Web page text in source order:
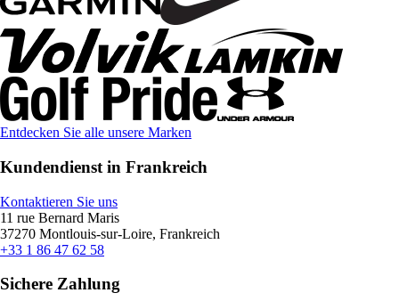
Entdecken Sie alle unsere Marken
Kundendienst in Frankreich
Kontaktieren Sie uns
11 rue Bernard Maris
37270 Montlouis-sur-Loire, Frankreich
+33 1 86 47 62 58
Sichere Zahlung